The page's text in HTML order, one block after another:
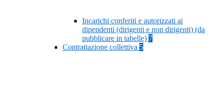
Incarichi conferiti e autorizzati ai
dipendenti (dirigenti e non dirigenti) (da
pubblicare in tabelle) 7
Contrattazione collettiva 5